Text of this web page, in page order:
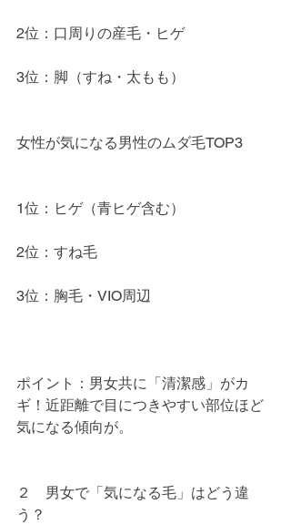
2位：口周りの産毛・ヒゲ
3位：脚（すね・太もも）
女性が気になる男性のムダ毛TOP3
1位：ヒゲ（青ヒゲ含む）
2位：すね毛
3位：胸毛・VIO周辺
ポイント：男女共に「清潔感」がカ
ギ！近距離で目につきやすい部位ほど
気になる傾向が。
２　男女で「気になる毛」はどう違
う？